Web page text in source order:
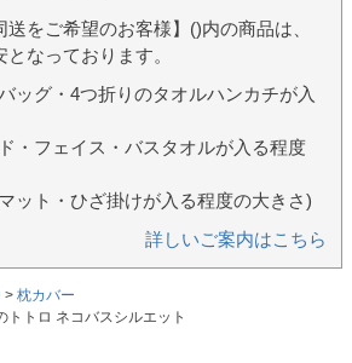
送をご希望のお客様】()内の商品は、
なっております。
ッグ・4つ折りのタオルハンカチが入
・フェイス・バスタオルが入る程度
ット・ひざ掛けが入る程度の大きさ)
詳しいご案内はこちら
枕カバー
トトロ ネコバスシルエット